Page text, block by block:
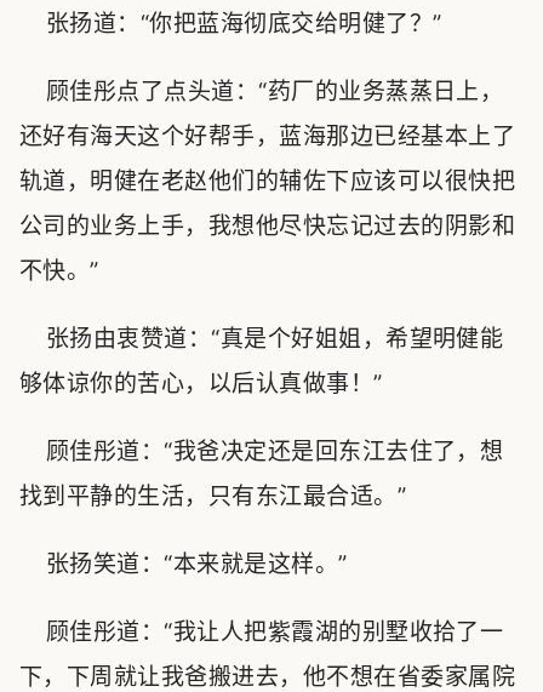
张扬道：“你把蓝海彻底交给明健了？”
顾佳彤点了点头道：“药厂的业务蒸蒸日上，
还好有海天这个好帮手，蓝海那边已经基本上了
轨道，明健在老赵他们的辅佐下应该可以很快把
公司的业务上手，我想他尽快忘记过去的阴影和
不快。”
张扬由衷赞道：“真是个好姐姐，希望明健能
够体谅你的苦心，以后认真做事！”
顾佳彤道：“我爸决定还是回东江去住了，想
找到平静的生活，只有东江最合适。”
张扬笑道：“本来就是这样。”
顾佳彤道：“我让人把紫霞湖的别墅收拾了一
下，下周就让我爸搬进去，他不想在省委家属院